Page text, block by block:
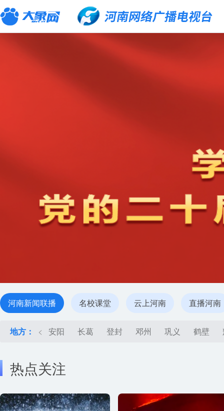
河南新闻联播 名校课堂 云上河南 直播河南
地方： < 安阳 长葛 登封 邓州 巩义 鹤壁
热点关注